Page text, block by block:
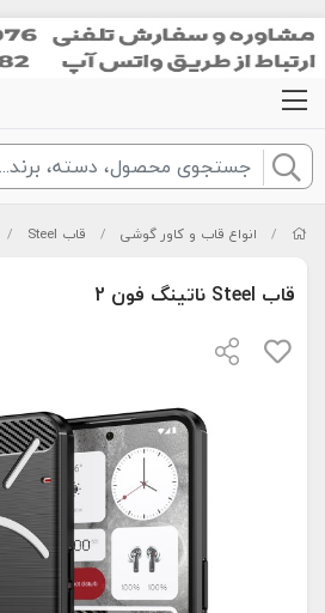
/ انواع قاب و کاور گوشی / قاب Steel /
قاب Steel ناتینگ فون 2